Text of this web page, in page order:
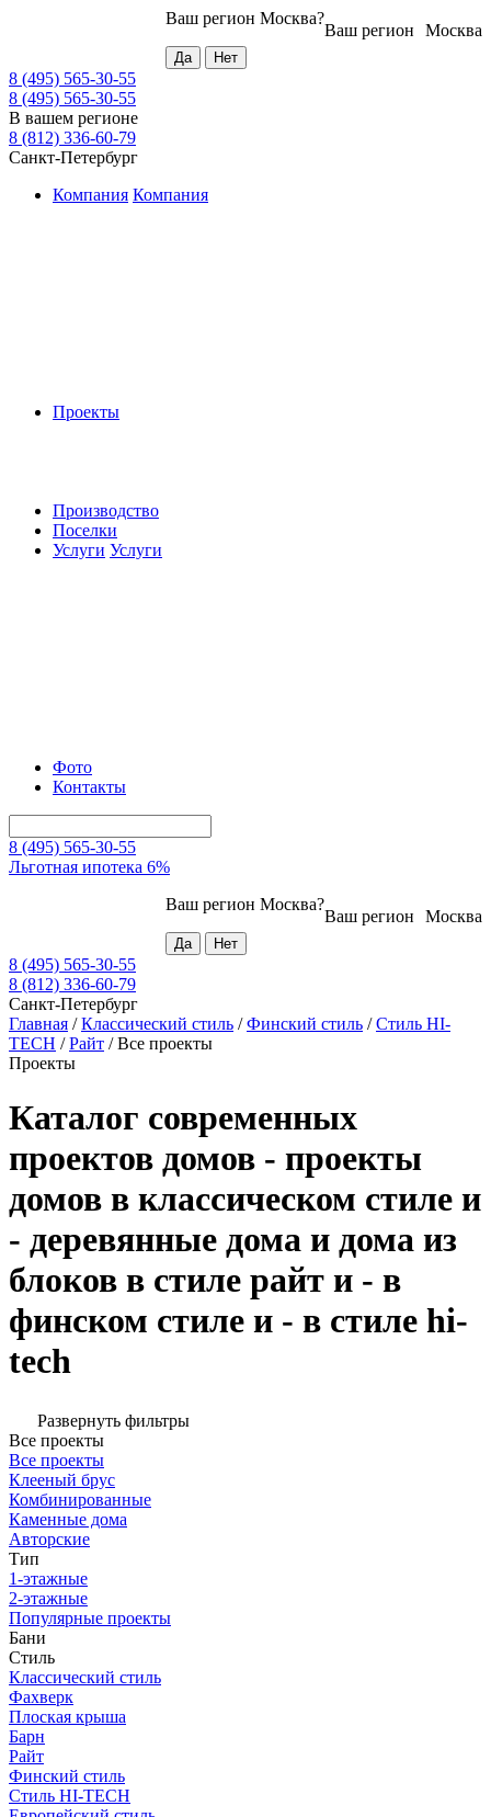
Москва
Ваш регион
Ваш регион Москва?
8 (495) 565-30-55
8 (495) 565-30-55
В вашем регионе
8 (812) 336-60-79
Санкт-Петербург
Компания Компания
Проекты
Производство
Поселки
Услуги Услуги
Фото
Контакты
8 (495) 565-30-55
Льготная ипотека 6%
Москва
Ваш регион
Ваш регион Москва?
8 (495) 565-30-55
8 (812) 336-60-79
Санкт-Петербург
Главная /Классический стиль /Финский стиль /Стиль HI-
TECH /Райт /Все проекты
Проекты
Каталог современных
проектов домов - проекты
домов в классическом стиле и
- деревянные дома и дома из
блоков в стиле райт и - в
финском стиле и - в стиле hi-
tech
Развернуть фильтры
Все проекты
Все проекты
Клееный брус
Комбинированные
Каменные дома
Авторские
Тип
1-этажные
2-этажные
Популярные проекты
Бани
Стиль
Классический стиль
Фахверк
Плоская крыша
Барн
Райт
Финский стиль
Стиль HI-TECH